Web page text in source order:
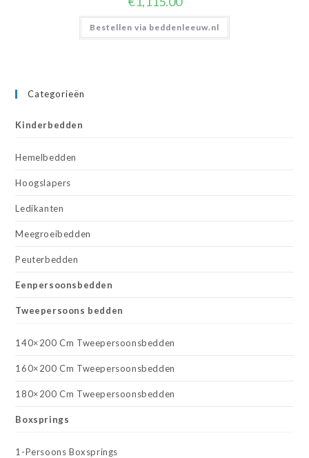
Bestellen via beddenleeuw.nl
Categorieën
Kinderbedden
Hemelbedden
Hoogslapers
Ledikanten
Meegroeibedden
Peuterbedden
Eenpersoonsbedden
Tweepersoons bedden
140×200 Cm Tweepersoonsbedden
160×200 Cm Tweepersoonsbedden
180×200 Cm Tweepersoonsbedden
Boxsprings
1-Persoons Boxsprings